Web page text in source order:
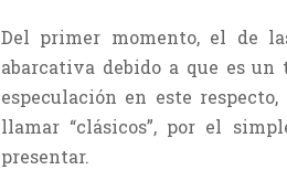
Del primer momento, el de
abarcativa debido a que es
especulación en este
llamar “clásicos”, por el
presentar.